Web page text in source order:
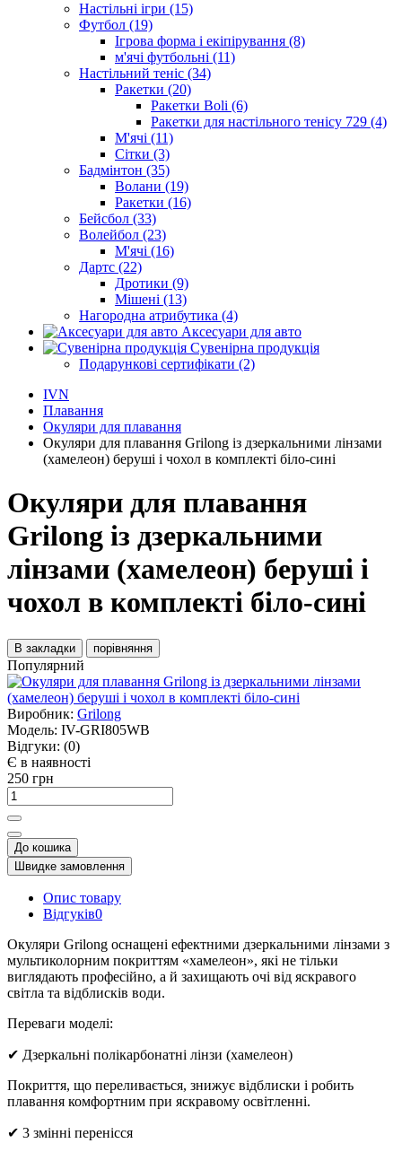
Настільні ігри (15)
Футбол (19)
Ігрова форма і екіпірування (8)
м'ячі футбольні (11)
Настільний теніс (34)
Ракетки (20)
Ракетки Boli (6)
Ракетки для настільного тенісу 729 (4)
М'ячі (11)
Сітки (3)
Бадмінтон (35)
Волани (19)
Ракетки (16)
Бейсбол (33)
Волейбол (23)
М'ячі (16)
Дартс (22)
Дротики (9)
Мішені (13)
Нагородна атрибутика (4)
Аксесуари для авто
Сувенірна продукція
Подарункові сертифікати (2)
IVN
Плавання
Окуляри для плавання
Окуляри для плавання Grilong із дзеркальними лінзами
(хамелеон) беруші і чохол в комплекті біло-сині
Окуляри для плавання
Grilong із дзеркальними
лінзами (хамелеон) беруші і
чохол в комплекті біло-сині
В закладки порівняння
Популярний
Виробник: Grilong
Модель: IV-GRI805WB
Відгуки: (0)
Є в наявності
250 грн
До кошика
Швидке замовлення
Опис товару
Відгуків0
Окуляри Grilong оснащені ефектними дзеркальними лінзами з
мультиколорним покриттям «хамелеон», які не тільки
виглядають професійно, а й захищають очі від яскравого
світла та відблисків води.
Переваги моделі:
✔ Дзеркальні полікарбонатні лінзи (хамелеон)
Покриття, що переливається, знижує відблиски і робить
плавання комфортним при яскравому освітленні.
✔ 3 змінні перенісся